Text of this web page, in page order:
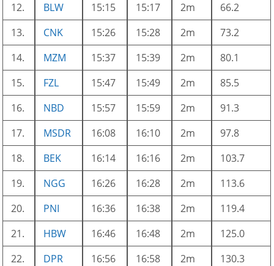
12.
BLW 15:15 15:17 2m
66.2
13.
CNK 15:26 15:28 2m
73.2
14.
MZM 15:37 15:39 2m
80.1
15.
FZL 15:47 15:49 2m
85.5
16.
NBD 15:57 15:59 2m
91.3
17.
MSDR 16:08 16:10 2m
97.8
18.
BEK 16:14 16:16 2m
103.7
19.
NGG 16:26 16:28 2m
113.6
20.
PNI 16:36 16:38 2m
119.4
21.
HBW 16:46 16:48 2m
125.0
22.
DPR 16:56 16:58 2m
130.3